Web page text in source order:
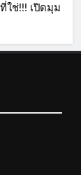
ใช่!!! เปิดมุม